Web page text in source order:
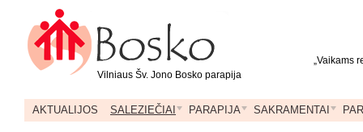
„Vaikams
Vilniaus Šv. Jono Bosko parapija
AKTUALIJOS SALEZIEČIAI PARAPIJA SAKRAMENTAI